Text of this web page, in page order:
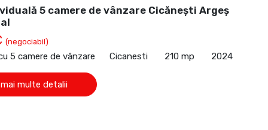
5 camere de vânzare Cicănești Argeș
(negociabil)
5 camere de vânzare Cicanesti 210 mp 2024
multe detalii